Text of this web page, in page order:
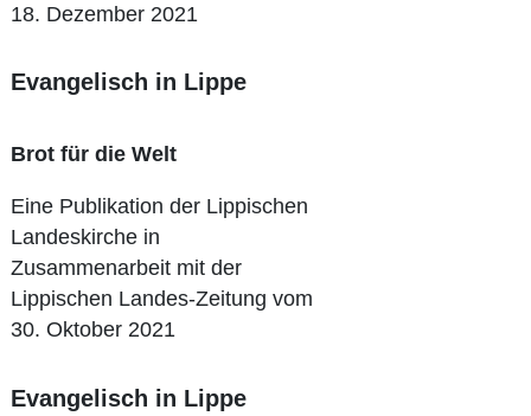
18. Dezember 2021
Evangelisch in Lippe
Brot für die Welt
Eine Publikation der Lippischen
Landeskirche in
Zusammenarbeit mit der
Lippischen Landes-Zeitung vom
30. Oktober 2021
Evangelisch in Lippe